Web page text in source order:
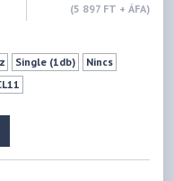
(5 897 FT + ÁFA)
Single (1db)
Nincs